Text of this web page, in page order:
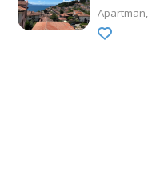
Apartman